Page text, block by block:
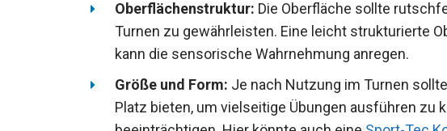
Rutschfestigkeit erhöht.
Oberflächenstruktur: Die Oberfläche sollte
und kann die sensorische Wahrnehmung anregen.
Größe und Form: Je nach Nutzung im Turnen